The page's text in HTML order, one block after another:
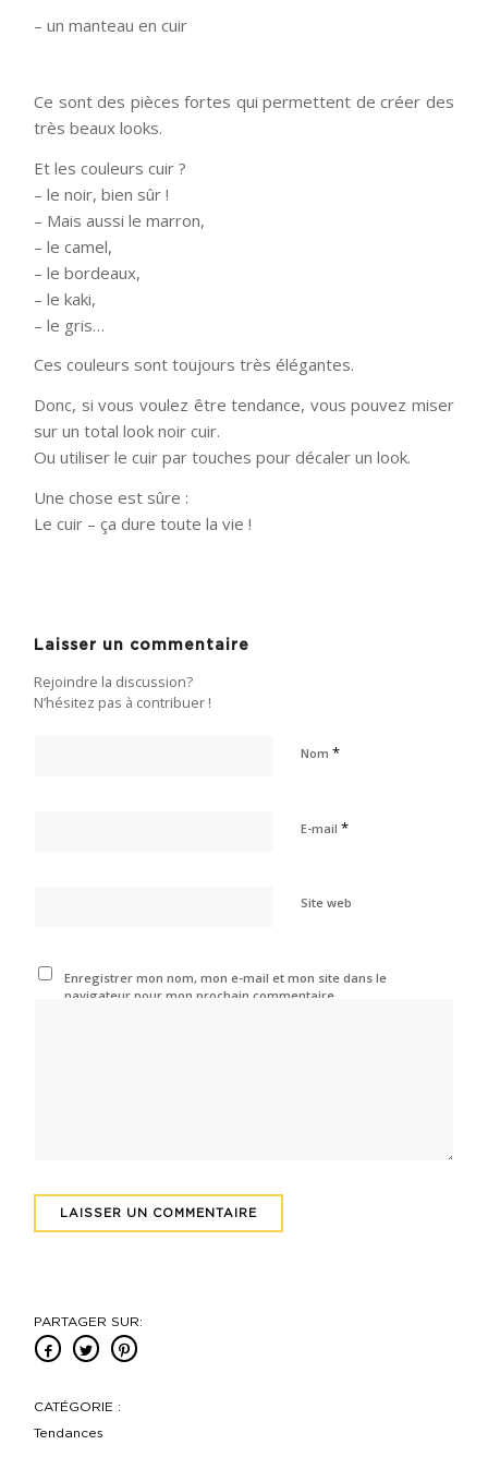
– un manteau en cuir
Ce sont des pièces fortes qui permettent de créer des
très beaux looks.
Et les couleurs cuir ?
– le noir, bien sûr !
– Mais aussi le marron,
– le camel,
– le bordeaux,
– le kaki,
– le gris…
Ces couleurs sont toujours très élégantes.
Donc, si vous voulez être tendance, vous pouvez miser
sur un total look noir cuir.
Ou utiliser le cuir par touches pour décaler un look.
Une chose est sûre :
Le cuir – ça dure toute la vie !
Laisser un commentaire
Rejoindre la discussion?
N’hésitez pas à contribuer !
Nom*
E-mail*
Site web
Enregistrer mon nom, mon e-mail et mon site dans le
navigateur pour mon prochain commentaire.
PARTAGER SUR:
CATÉGORIE :
Tendances